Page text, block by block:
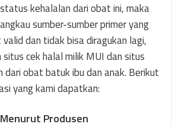
kehalalan dari obat ini, maka
sumber-sumber primer yang
dan tidak bisa diragukan lagi,
cek halal milik MUI dan situs
dari obat batuk ibu dan anak. Berikut
yang kami dapatkan:
Produsen